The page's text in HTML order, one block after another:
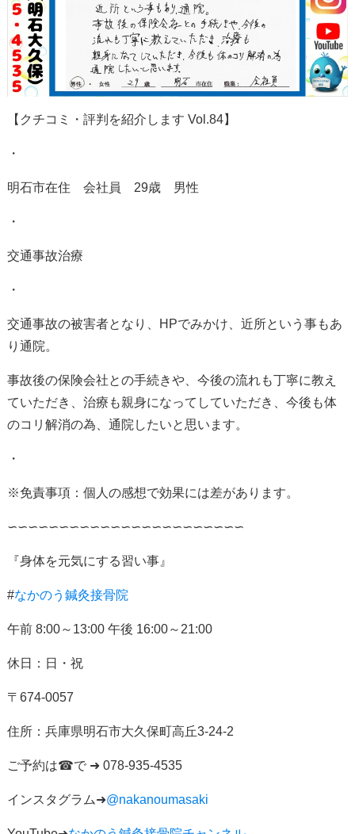
【クチコミ・評判を紹介します Vol.84】
・
明石市在住 会社員 29歳 男性
・
交通事故治療
・
交通事故の被害者となり、 HPでみかけ、近所という事もあ
り通院。
事故後の保険会社との手続きや、今後の流れも丁寧に教え
ていただき、治療も親身になってしていただき、今後も体
のコリ解消の為、通院したいと思います。
・
※免責事項：個人の感想で効果には差があります。
∽∽∽∽∽∽∽∽∽∽∽∽∽∽∽∽∽∽∽∽∽∽∽
『身体を元気にする習い事』
#なかのう鍼灸接骨院
午前8:00～ 13:00 午後 16:00～ 21:00
休日：日・祝
〒 674-0057
住所： 兵庫県明石市大久保町高丘3-24-2
ご予約は☎で➜ 078-935-4535
インスタグラム➜@nakanoumasaki